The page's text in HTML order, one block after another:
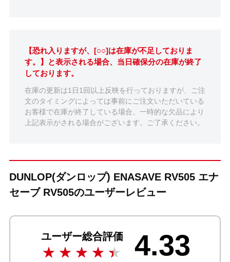
【恐れ入りますが、[○○]は在庫が不足しておりま
す。】と表示される場合、当日確保分の在庫が終了
しております。
在庫の更新は1日1回以上反映を行っておりますが、ご注
文のタイミングによっては事前にご注文いただいている
お客様で在庫が終了している場合、一時的な欠品により
上記表示がされる場合がございます。ご了承ください。
DUNLOP(ダンロップ) ENASAVE RV505 エナ
セーブ RV505のユーザーレビュー
ユーザー総合評価 4.33